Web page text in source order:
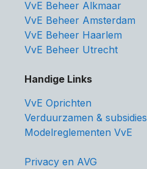
VvE Beheer Alkmaar
VvE Beheer Amsterdam
VvE Beheer Haarlem
VvE Beheer Utrecht
Handige Links
VvE Oprichten
Verduurzamen & subsidies
Modelreglementen VvE
Privacy en AVG